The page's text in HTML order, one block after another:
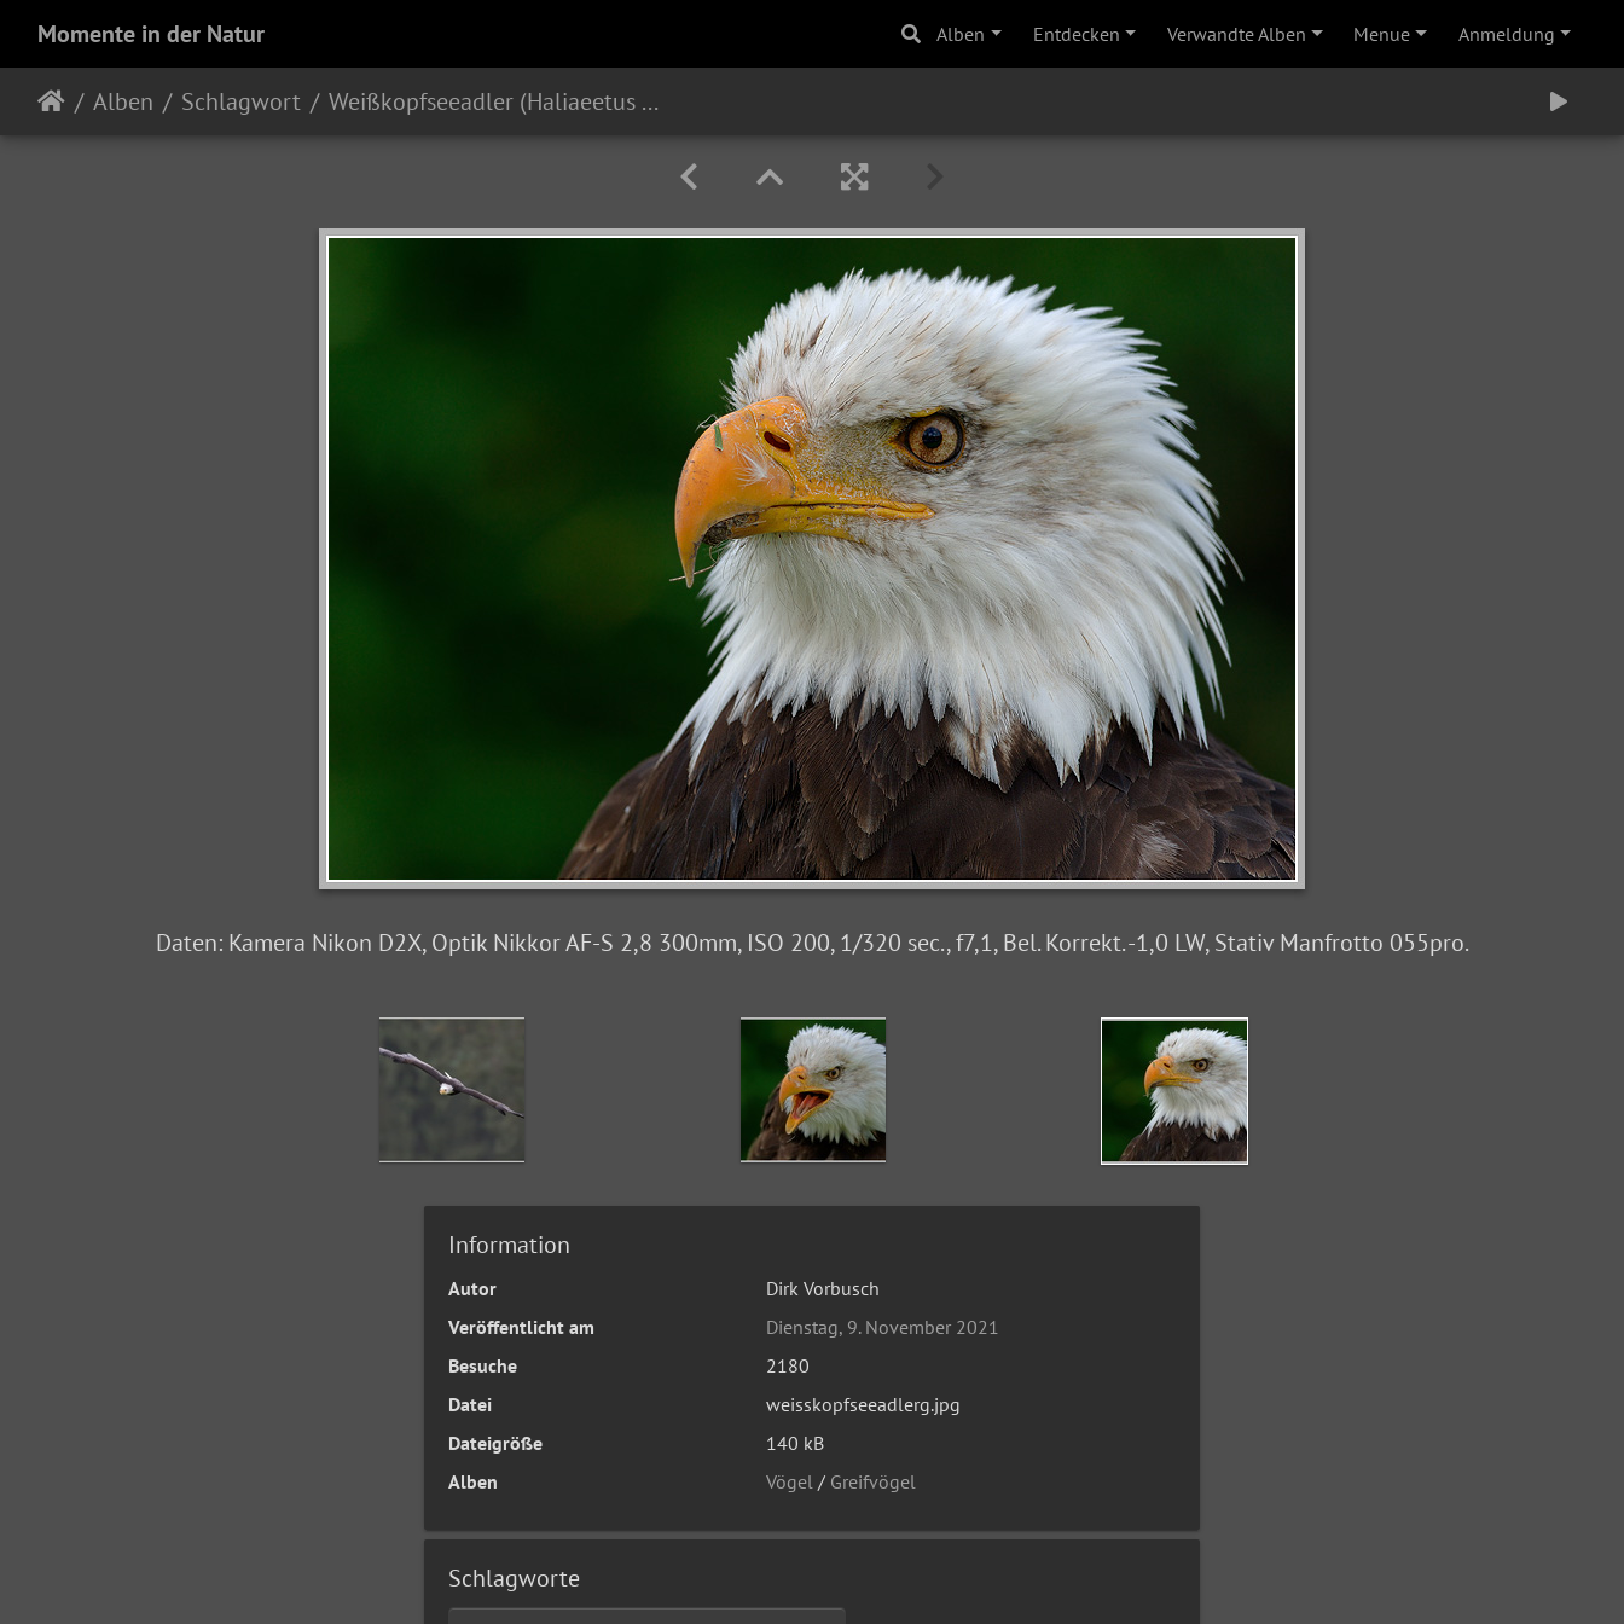
Momente in der Natur Alben Entdecken Verwandte Alben Menue Anmeldung
Alben Schlagwort Weißkopfseeadler (Haliaeetus leucocephalus)
Daten: Kamera Nikon D2X, Optik Nikkor AF-S 2,8 300mm, ISO 200, 1/320 sec., f7,1, Bel. Korrekt. -1,0 LW, Stativ Manfrotto 055pro.
Information
Autor
Dirk Vorbusch
Veröffentlicht am
Dienstag, 9. November 2021
Besuche
2180
Datei
weisskopfseeadlerg.jpg
Dateigröße
140 kB
Alben
Vögel / Greifvögel
Schlagworte